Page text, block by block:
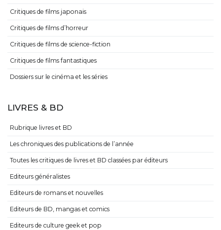
Critiques de films japonais
Critiques de films d’horreur
Critiques de films de science-fiction
Critiques de films fantastiques
Dossiers sur le cinéma et les séries
LIVRES & BD
Rubrique livres et BD
Les chroniques des publications de l’année
Toutes les critiques de livres et BD classées par éditeurs
Editeurs généralistes
Editeurs de romans et nouvelles
Editeurs de BD, mangas et comics
Editeurs de culture geek et pop